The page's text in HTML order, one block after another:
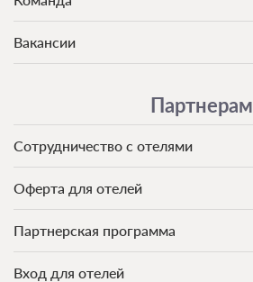
Вакансии
Партнерам
Сотрудничество с отелями
Оферта для отелей
Партнерская программа
Вход для отелей